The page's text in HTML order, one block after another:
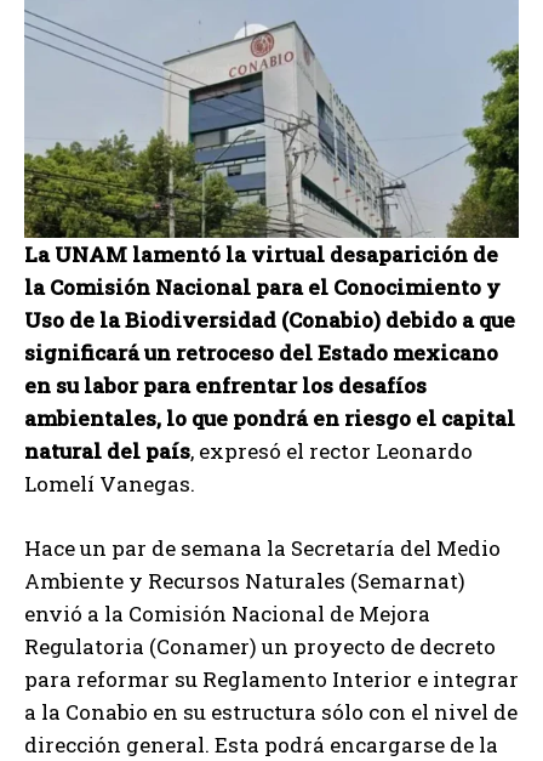
La UNAM lamentó la virtual desaparición de
la Comisión Nacional para el Conocimiento y
Uso de la Biodiversidad (Conabio) debido a que
significará un retroceso del Estado mexicano
en su labor para enfrentar los desafíos
ambientales, lo que pondrá en riesgo el capital
natural del país, expresó el rector Leonardo
Lomelí Vanegas.
Hace un par de semana la Secretaría del Medio
Ambiente y Recursos Naturales (Semarnat)
envió a la Comisión Nacional de Mejora
Regulatoria (Conamer) un proyecto de decreto
para reformar su Reglamento Interior e integrar
a la Conabio en su estructura sólo con el nivel de
dirección general. Esta podrá encargarse de la